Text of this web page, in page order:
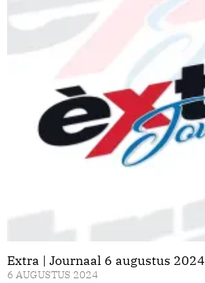
Extra | Journaal 6 augustus 2024
6 AUGUSTUS 2024